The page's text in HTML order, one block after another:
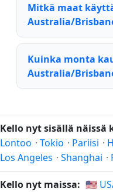
Mitkä maat
Australia/
Kuinka monta
Australia/
Kello nyt sisällä näissä
Lontoo · Tokio · Pariisi ·
Los Angeles · Shanghai ·
Kello nyt maissa: 🇺🇸